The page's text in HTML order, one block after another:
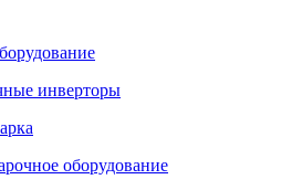
инверторы
оборудование